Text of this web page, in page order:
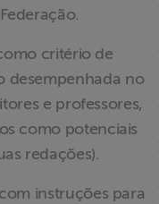
critério de
desempenhada no
e professores,
como potenciais
redações).
instruções para